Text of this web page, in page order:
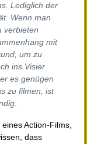
Lediglich der
Wenn man
verbieten
mit
um zu
ins Visier
es genügen
zu filmen, ist
Action-Films,
dass